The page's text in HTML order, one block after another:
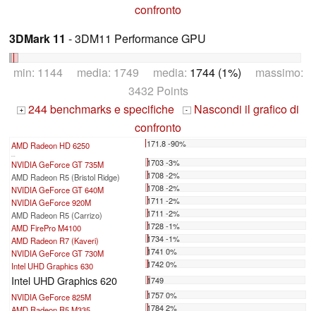
confronto
3DMark 11 - 3DM11 Performance GPU
min: 1144 media: 1749 media: 1744 (1%) massimo:
3432 Points
+ 244 benchmarks e specifiche - Nascondi il grafico di
confronto
AMD Radeon HD 6250 171.8 -90%
...
NVIDIA GeForce GT 735M
1703 -3%
AMD Radeon R5 (Bristol Ridge)
1708 -2%
NVIDIA GeForce GT 640M
1708 -2%
NVIDIA GeForce 920M
1711 -2%
AMD Radeon R5 (Carrizo)
1711 -2%
AMD FirePro M4100
1728 -1%
AMD Radeon R7 (Kaveri)
1734 -1%
NVIDIA GeForce GT 730M
1741 0%
Intel UHD Graphics 630
1742 0%
Intel UHD Graphics 620
1749
NVIDIA GeForce 825M
1757 0%
1784 2%